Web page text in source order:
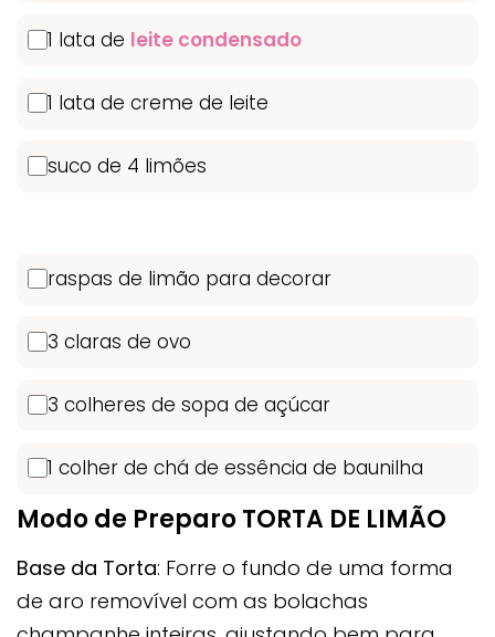
1 lata de leite condensado
1 lata de creme de leite
suco de 4 limões
raspas de limão para decorar
3 claras de ovo
3 colheres de sopa de açúcar
1 colher de chá de essência de baunilha
Modo de Preparo TORTA DE LIMÃO
Base da Torta: Forre o fundo de uma forma
de aro removível com as bolachas